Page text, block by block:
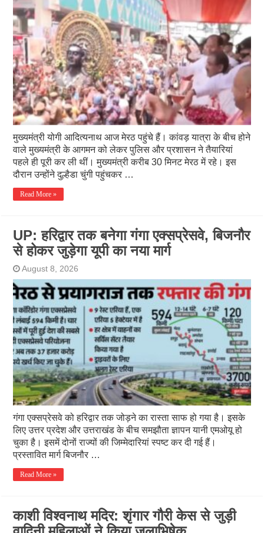
मुख्यमंत्री योगी आदित्यनाथ आज मेरठ पहुंचे हैं। कांवड़ यात्रा के बीच होने
वाले मुख्यमंत्री के आगमन को लेकर पुलिस और प्रशासन ने तैयारियां
पहले ही पूरी कर ली थीं। मुख्यमंत्री करीब 30 मिनट मेरठ में रहे। इस
दौरान उन्होंने दुल्हैडा चुंगी पहुंचकर …
Read More »
UP: हरिद्वार तक बनेगा गंगा एक्सप्रेसवे, बिजनौर
से होकर जुड़ेगा यूपी का नया मार्ग
August 8, 2026
गंगा एक्सप्रेसवे को हरिद्वार तक जोड़ने का रास्ता साफ हो गया है। इसके
लिए उत्तर प्रदेश और उत्तराखंड के बीच समझौता ज्ञापन यानी एमओयू हो
चुका है। इसमें दोनों राज्यों की जिम्मेदारियां स्पष्ट कर दी गई हैं।
प्रस्तावित मार्ग बिजनौर …
Read More »
काशी विश्वनाथ मदिर: शृंगार गौरी केस से जुड़ी